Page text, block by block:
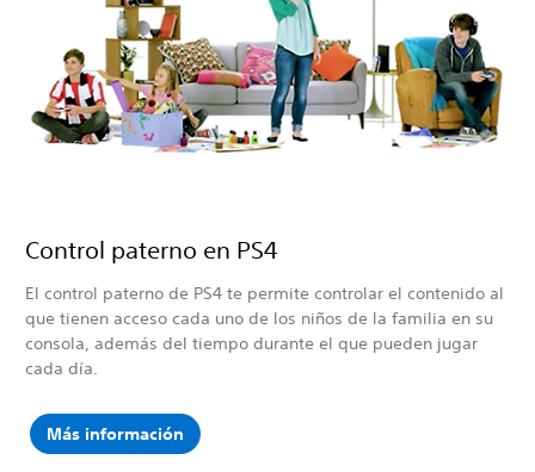
Control paterno en PS4
El control paterno de PS4 te permite controlar el contenido al
que tienen acceso cada uno de los niños de la familia en su
consola, además del tiempo durante el que pueden jugar
cada día.
Más información